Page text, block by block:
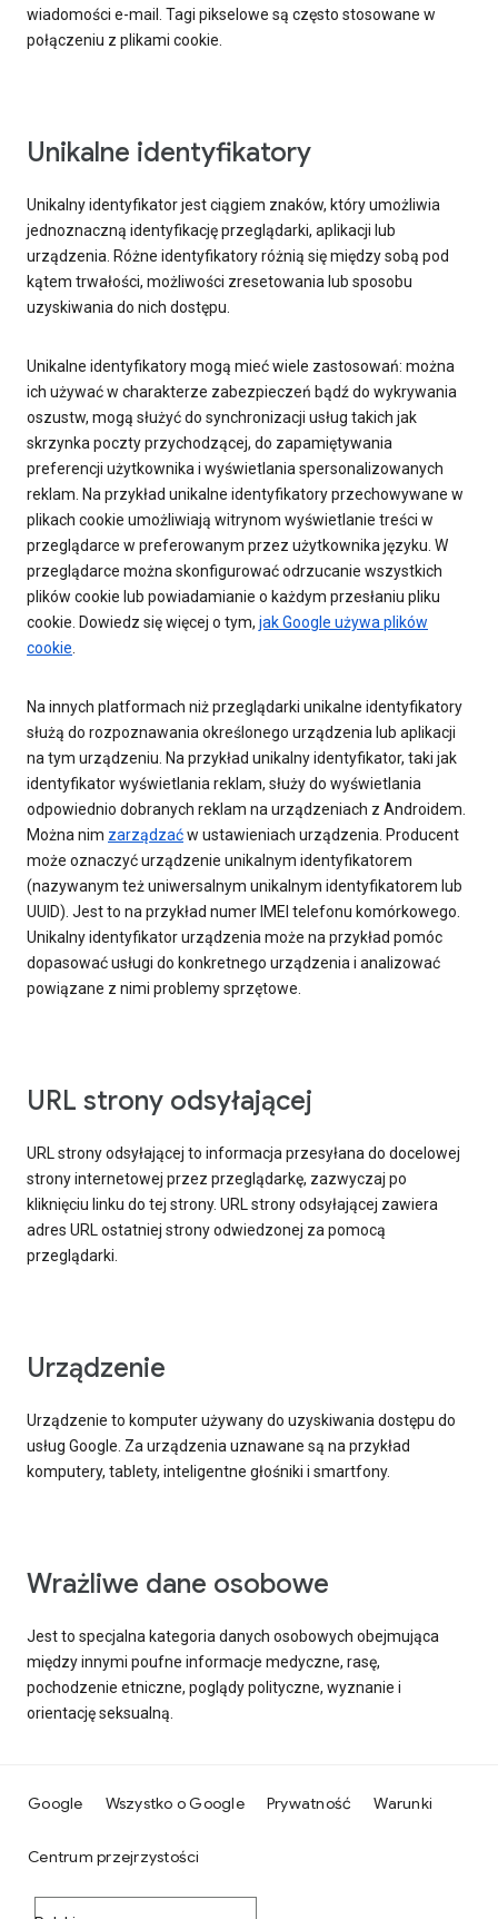
wiadomości e-mail. Tagi pikselowe są często stosowane w
połączeniu z plikami cookie.
Unikalne identyfikatory
Unikalny identyfikator jest ciągiem znaków, który umożliwia
jednoznaczną identyfikację przeglądarki, aplikacji lub
urządzenia. Różne identyfikatory różnią się między sobą pod
kątem trwałości, możliwości zresetowania lub sposobu
uzyskiwania do nich dostępu.
Unikalne identyfikatory mogą mieć wiele zastosowań: można
ich używać w charakterze zabezpieczeń bądź do wykrywania
oszustw, mogą służyć do synchronizacji usług takich jak
skrzynka poczty przychodzącej, do zapamiętywania
preferencji użytkownika i wyświetlania spersonalizowanych
reklam. Na przykład unikalne identyfikatory przechowywane w
plikach cookie umożliwiają witrynom wyświetlanie treści w
przeglądarce w preferowanym przez użytkownika języku. W
przeglądarce można skonfigurować odrzucanie wszystkich
plików cookie lub powiadamianie o każdym przesłaniu pliku
cookie. Dowiedz się więcej o tym, jak Google używa plików
cookie.
Na innych platformach niż przeglądarki unikalne identyfikatory
służą do rozpoznawania określonego urządzenia lub aplikacji
na tym urządzeniu. Na przykład unikalny identyfikator, taki jak
identyfikator wyświetlania reklam, służy do wyświetlania
odpowiednio dobranych reklam na urządzeniach z Androidem.
Można nim zarządzaćw ustawieniach urządzenia. Producent
może oznaczyć urządzenie unikalnym identyfikatorem
(nazywanym też uniwersalnym unikalnym identyfikatorem lub
UUID). Jest to na przykład numer IMEI telefonu komórkowego.
Unikalny identyfikator urządzenia może na przykład pomóc
dopasować usługi do konkretnego urządzenia i analizować
powiązane z nimi problemy sprzętowe.
URL strony odsyłającej
URL strony odsyłającej to informacja przesyłana do docelowej
strony internetowej przez przeglądarkę, zazwyczaj po
kliknięciu linku do tej strony. URL strony odsyłającej zawiera
adres URL ostatniej strony odwiedzonej za pomocą
przeglądarki.
Urządzenie
Urządzenie to komputer używany do uzyskiwania dostępu do
usług Google. Za urządzenia uznawane są na przykład
komputery, tablety, inteligentne głośniki i smartfony.
Wrażliwe dane osobowe
Jest to specjalna kategoria danych osobowych obejmująca
między innymi poufne informacje medyczne, rasę,
pochodzenie etniczne, poglądy polityczne, wyznanie i
orientację seksualną.
Google Wszystko o Google Prywatność Warunki
Centrum przejrzystości